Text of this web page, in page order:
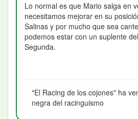
Lo normal es que Mario salga en
necesitamos mejorar en su
Salinas y por mucho que sea
podemos estar con un suplente
Segunda.
"El Racing de los cojones" ha
negra del racinguismo